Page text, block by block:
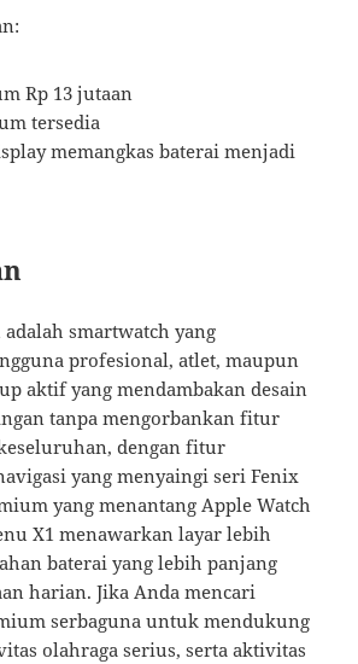
Rp 13 jutaan
tersedia
memangkas baterai menjadi
smartwatch yang
profesional, atlet, maupun
aktif yang mendambakan desain
tanpa mengorbankan fitur
dengan fitur
yang menyaingi seri Fenix
yang menantang Apple Watch
X1 menawarkan layar lebih
baterai yang lebih panjang
harian. Jika Anda mencari
serbaguna untuk mendukung
olahraga serius, serta aktivitas